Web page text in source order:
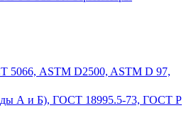
5066, ASTM D2500, ASTM D 97,
А и Б), ГОСТ 18995.5-73, ГОСТ Р